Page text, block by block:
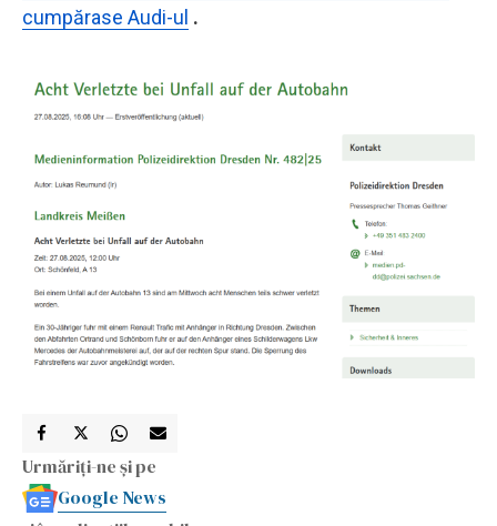
cumpărase Audi-ul .
Urmăriți-ne și pe
Google News